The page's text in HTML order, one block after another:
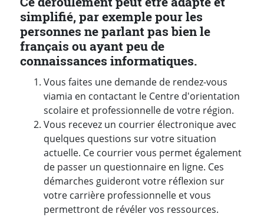
simplifié, par exemple pour les
personnes ne parlant pas bien le
français ou ayant peu de
connaissances informatiques.
Vous faites une demande de rendez-vous
viamia en contactant le Centre d'orientation
scolaire et professionnelle de votre région.
Vous recevez un courrier électronique avec
quelques questions sur votre situation
actuelle. Ce courrier vous permet également
de passer un questionnaire en ligne. Ces
démarches guideront votre réflexion sur
votre carrière professionnelle et vous
permettront de révéler vos ressources.